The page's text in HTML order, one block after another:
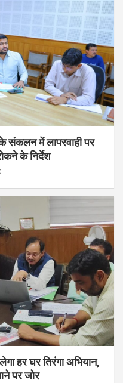
में लापरवाही पर
के निर्देश
हर घर तिरंगा अभियान,
पर जोर